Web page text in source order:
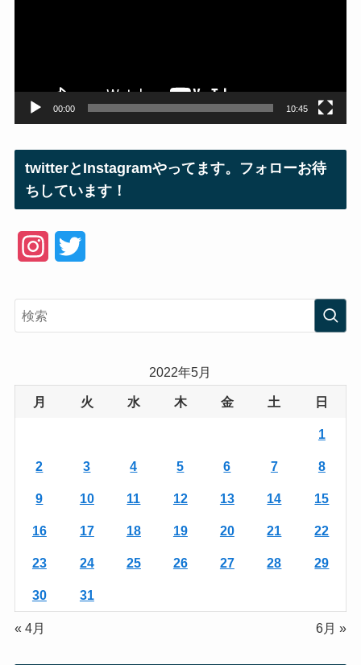
00:00 10:45
twitterとInstagramやってます。フォローお待
ちしています！
e
2022年5月
月 火 水 木 金 土 日
1
2 3 4 5 6 7 8
9 10 11 12 13 14 15
16 17 18 19 20 21 22
23 24 25 26 27 28 29
30 31
« 4月 6月 »